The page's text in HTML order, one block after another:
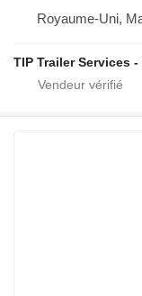
Royaume-Uni,
TIP Trailer Services